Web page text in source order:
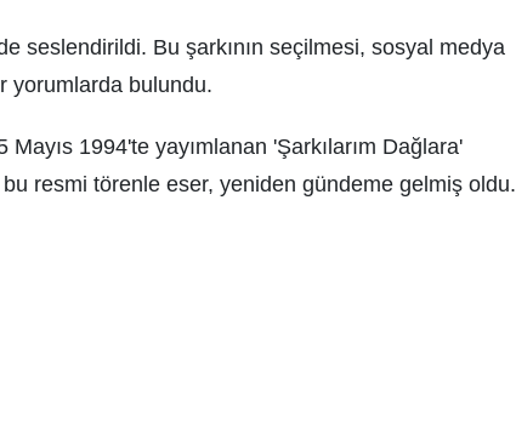
seslendirildi. Bu şarkının seçilmesi, sosyal medya
yorumlarda bulundu.
1994'te yayımlanan 'Şarkılarım Dağlara'
resmi törenle eser, yeniden gündeme gelmiş oldu.